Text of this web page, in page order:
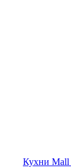
Кухни Mall